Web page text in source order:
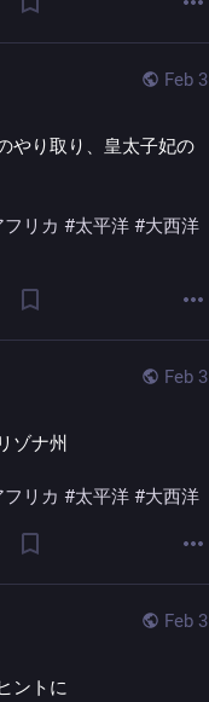
Feb 3
やり取り、皇太子妃の
フリカ #太平洋 #大西洋
Feb 3
ゾナ州
フリカ #太平洋 #大西洋
Feb 3
ントに